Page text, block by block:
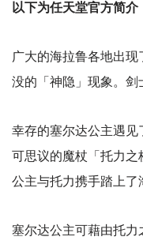
以下为任天堂官方简介
广大的海拉鲁各地出
没的「神隐」现象。
幸存的塞尔达公主遇
可思议的魔杖「托力之
公主与托力携手踏上了
塞尔达公主可藉由托力